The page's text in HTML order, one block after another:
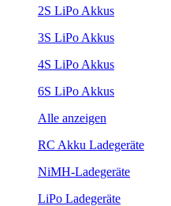
2S LiPo Akkus
3S LiPo Akkus
4S LiPo Akkus
6S LiPo Akkus
Alle anzeigen
RC Akku Ladegeräte
NiMH-Ladegeräte
LiPo Ladegeräte